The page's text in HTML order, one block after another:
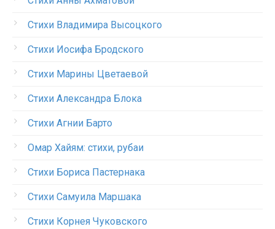
Стихи Владимира Высоцкого
Стихи Иосифа Бродского
Стихи Марины Цветаевой
Стихи Александра Блока
Стихи Агнии Барто
Омар Хайям: стихи, рубаи
Стихи Бориса Пастернака
Стихи Самуила Маршака
Стихи Корнея Чуковского